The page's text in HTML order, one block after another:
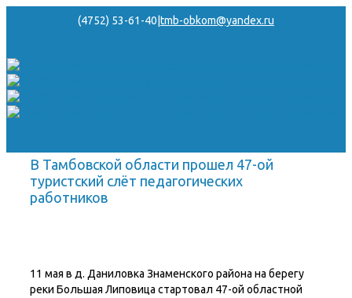
(4752) 53-61-40 tmb-obkom@yandex.ru
В Тамбовской области прошел 47-ой
туристский слёт педагогических
работников
11 мая в д. Даниловка Знаменского района на берегу
реки Большая Липовица стартовал 47-ой областной